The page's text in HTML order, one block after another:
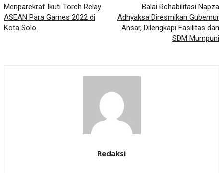
Menparekraf Ikuti Torch Relay
ASEAN Para Games 2022 di
Kota Solo
Balai Rehabilitasi Napza
Adhyaksa Diresmikan Gubernur
Ansar, Dilengkapi Fasilitas dan
SDM Mumpuni
Redaksi